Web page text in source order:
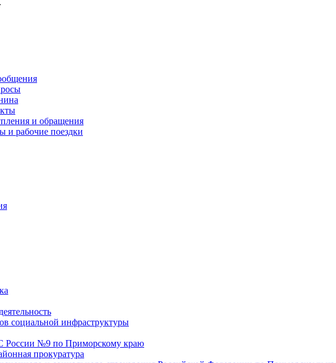
и обращения
и рабочие поездки
социальной инфраструктуры
№9 по Приморскому краю
прокуратура